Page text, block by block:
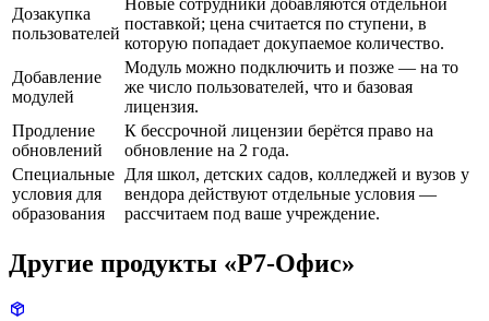
Дозакупка
пользователей
Новые сотрудники добавляются отдельной
поставкой; цена считается по ступени, в
которую попадает докупаемое количество.
Добавление
модулей
Модуль можно подключить и позже — на то
же число пользователей, что и базовая
лицензия.
Продление
обновлений
К бессрочной лицензии берётся право на
обновление на 2 года.
Специальные
условия для
образования
Для школ, детских садов, колледжей и вузов у
вендора действуют отдельные условия —
рассчитаем под ваше учреждение.
Другие продукты «Р7-Офис»